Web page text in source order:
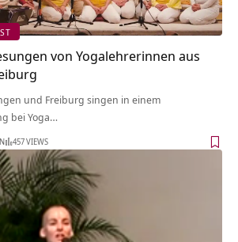
von Yogalehrerinnen aus
und Freiburg singen in einem
bei Yoga…
457 VIEWS